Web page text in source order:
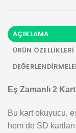
AÇIKLAMA
ÜRÜN ÖZELLIKLERI
Eş Zamanlı 2
Bu kart okuyucu,
hem de SD